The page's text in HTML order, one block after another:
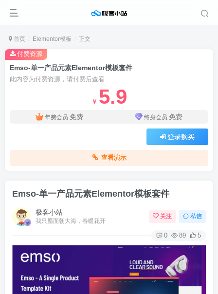
首页 Elementor模板 正文
Emso-单一产品元素Elementor模板套件
此内容为付费资源，请付费后查看
￥ 5.9
年费会员 免费 终身会员 免费
登录购买
查看演示
付费资源
Emso-单一产品元素Elementor模板套件
极客小站
我只愿面朝大海，春暖花开
关注 私信
0 89 5